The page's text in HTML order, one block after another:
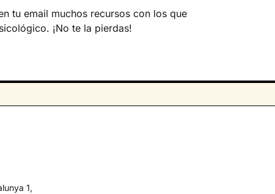
tu email muchos recursos con los que
¡No te la pierdas!
1,